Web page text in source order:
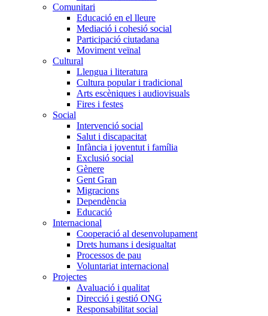
Comunitari
Educació en el lleure
Mediació i cohesió social
Participació ciutadana
Moviment veïnal
Cultural
Llengua i literatura
Cultura popular i tradicional
Arts escèniques i audiovisuals
Fires i festes
Social
Intervenció social
Salut i discapacitat
Infància i joventut i família
Exclusió social
Gènere
Gent Gran
Migracions
Dependència
Educació
Internacional
Cooperació al desenvolupament
Drets humans i desigualtat
Processos de pau
Voluntariat internacional
Projectes
Avaluació i qualitat
Direcció i gestió ONG
Responsabilitat social